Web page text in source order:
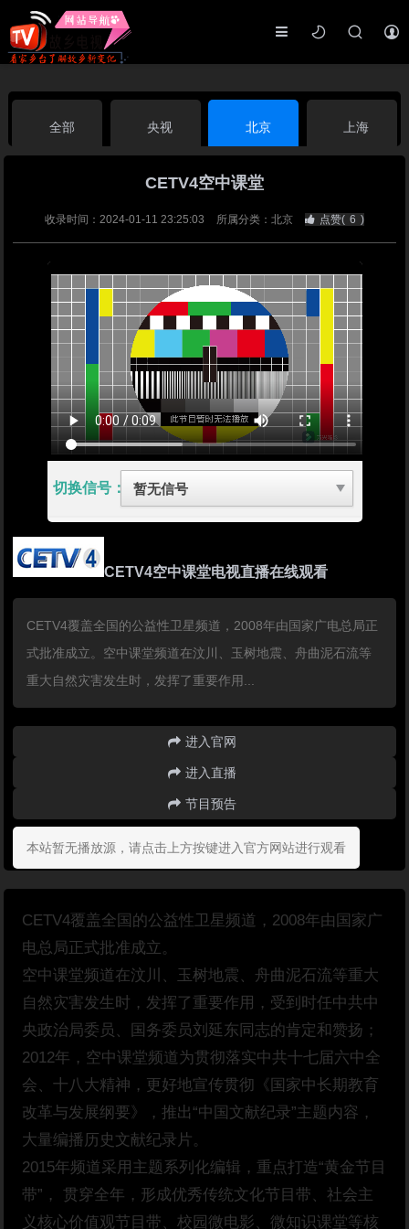
全部 央视 北京 上海
山东 江苏
辽宁 内蒙古 山西 陕西
CETV4空中课堂
收录时间：2024-01-11 23:25:03 所属分类：北京 点赞( 6 )
切换信号：
CETV4空中课堂电视直播在线观看
CETV4覆盖全国的公益性卫星频道，2008年由国家广电总局正
式批准成立。空中课堂频道在汶川、玉树地震、舟曲泥石流等
重大自然灾害发生时，发挥了重要作用...
进入官网
进入直播
节目预告
本站暂无播放源，请点击上方按键进入官方网站进行观看
CETV4覆盖全国的公益性卫星频道，2008年由国家广
电总局正式批准成立。
空中课堂频道在汶川、玉树地震、舟曲泥石流等重大
自然灾害发生时，发挥了重要作用，受到时任中共中
央政治局委员、国务委员刘延东同志的肯定和赞扬；
2012年，空中课堂频道为贯彻落实中共十七届六中全
会、十八大精神，更好地宣传贯彻《国家中长期教育
改革与发展纲要》，推出“中国文献纪录”主题内容，
大量编播历史文献纪录片。
2015年频道采用主题系列化编辑，重点打造“黄金节目
带”， 贯穿全年，形成优秀传统文化节目带、社会主
义核心价值观节目带、校园微电影、微知识课堂等核